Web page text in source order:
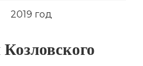
2019 год